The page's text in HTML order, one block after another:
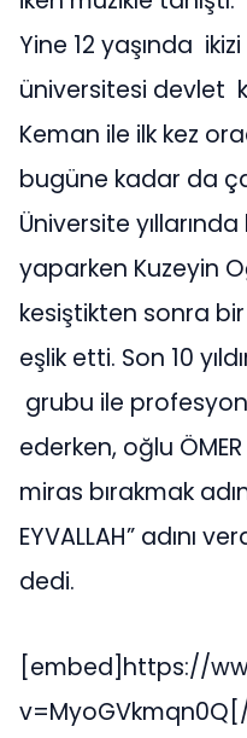
Yine 12 yaşında
üniversitesi devlet
Keman ile ilk kez
bugüne kadar da
Üniversite
yaparken Kuzeyin
kesiştikten sonra
eşlik etti. Son 10
grubu ile
ederken, oğlu ÖMER
miras bırakmak
EYVALLAH” adını
dedi.
[embed]https://